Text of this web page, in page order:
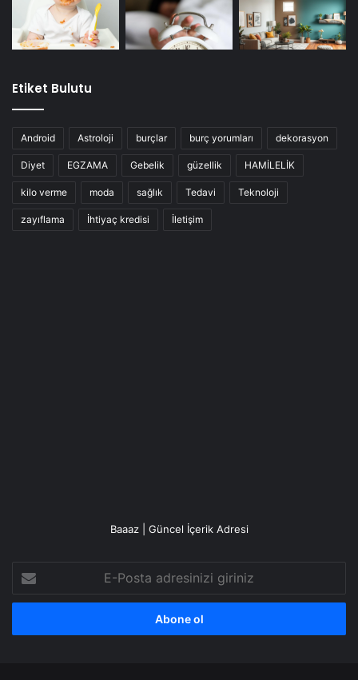
Etiket Bulutu
Android Astroloji burçlar burç yorumları dekorasyon
Diyet EGZAMA Gebelik güzellik HAMİLELİK
kilo verme moda sağlık Tedavi Teknoloji
zayıflama İhtiyaç kredisi İletişim
Baaaz | Güncel İçerik Adresi
Posta
adresinizi